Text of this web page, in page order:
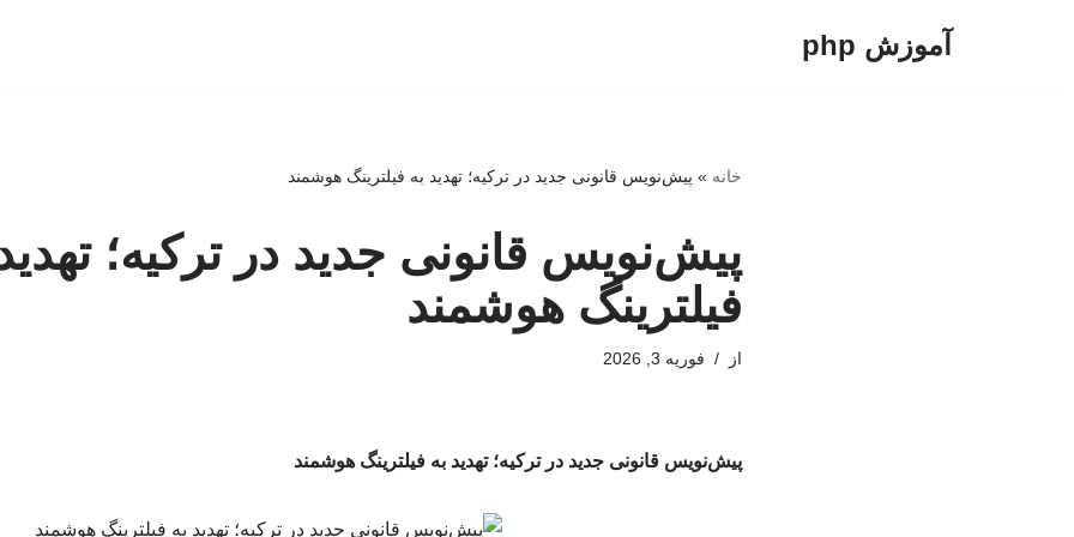
آموزش php
خانه » پیش‌نویس قانونی جدید در ترکیه؛ تهدید به فیلترینگ هوشمند
پیش‌نویس قانونی جدید در ترکیه؛
فیلترینگ هوشمند
از فوریه 3, 2026
پیش‌نویس قانونی جدید در ترکیه؛ تهدید به فیلترینگ هوشمند